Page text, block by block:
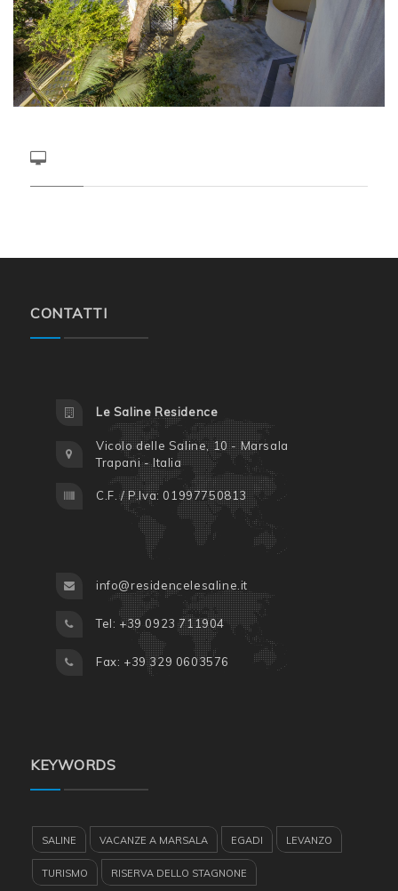
CONTATTI
Le Saline Residence
Vicolo delle Saline, 10 - Marsala
Trapani - Italia
C.F. / P.Iva: 01997750813
info@residencelesaline.it
Tel: +39 0923 711904
Fax: +39 329 0603576
KEYWORDS
SALINE VACANZE A MARSALA EGADI LEVANZO
TURISMO RISERVA DELLO STAGNONE